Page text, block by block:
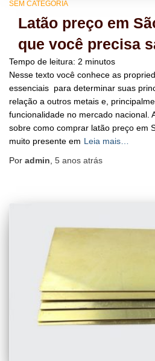
SEM CATEGORIA
Latão preço em
que você precisa
Tempo de leitura: 2 minutos
Nesse texto você conhece as
essenciais para determinar suas
relação a outros metais e,
funcionalidade no mercado nacional.
sobre como comprar latão preço em
muito presente em Leia mais…
Por admin 5 anos atrás